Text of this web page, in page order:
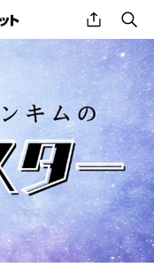
share